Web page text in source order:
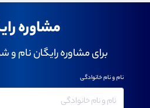
مشاوره
برای مشاوره رایگان نام و
نام و نام خانوادگی